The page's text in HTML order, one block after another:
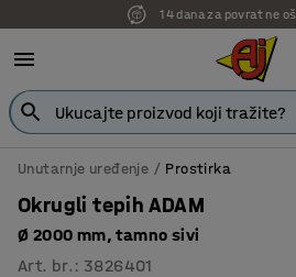
14 dana za povrat ne
7 godina
Unutarnje uređenje Prostirka
Okrugli tepih ADAM
Ø 2000 mm, tamno sivi
Art. br. : 3826401